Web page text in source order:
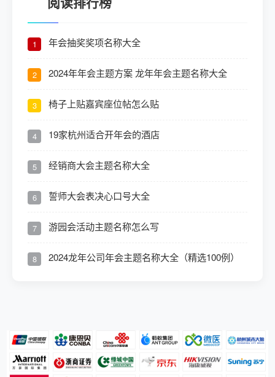
1 年会抽奖奖项名称大全
2 2024年年会主题方案 龙年年会主题名称大全
3 椅子上贴嘉宾座位帖怎么贴
4 19家杭州适合开年会的酒店
5 经销商大会主题名称大全
6 誓师大会表决心口号大全
7 游园会活动主题名称怎么写
8 2024龙年公司年会主题名称大全（精选100例）